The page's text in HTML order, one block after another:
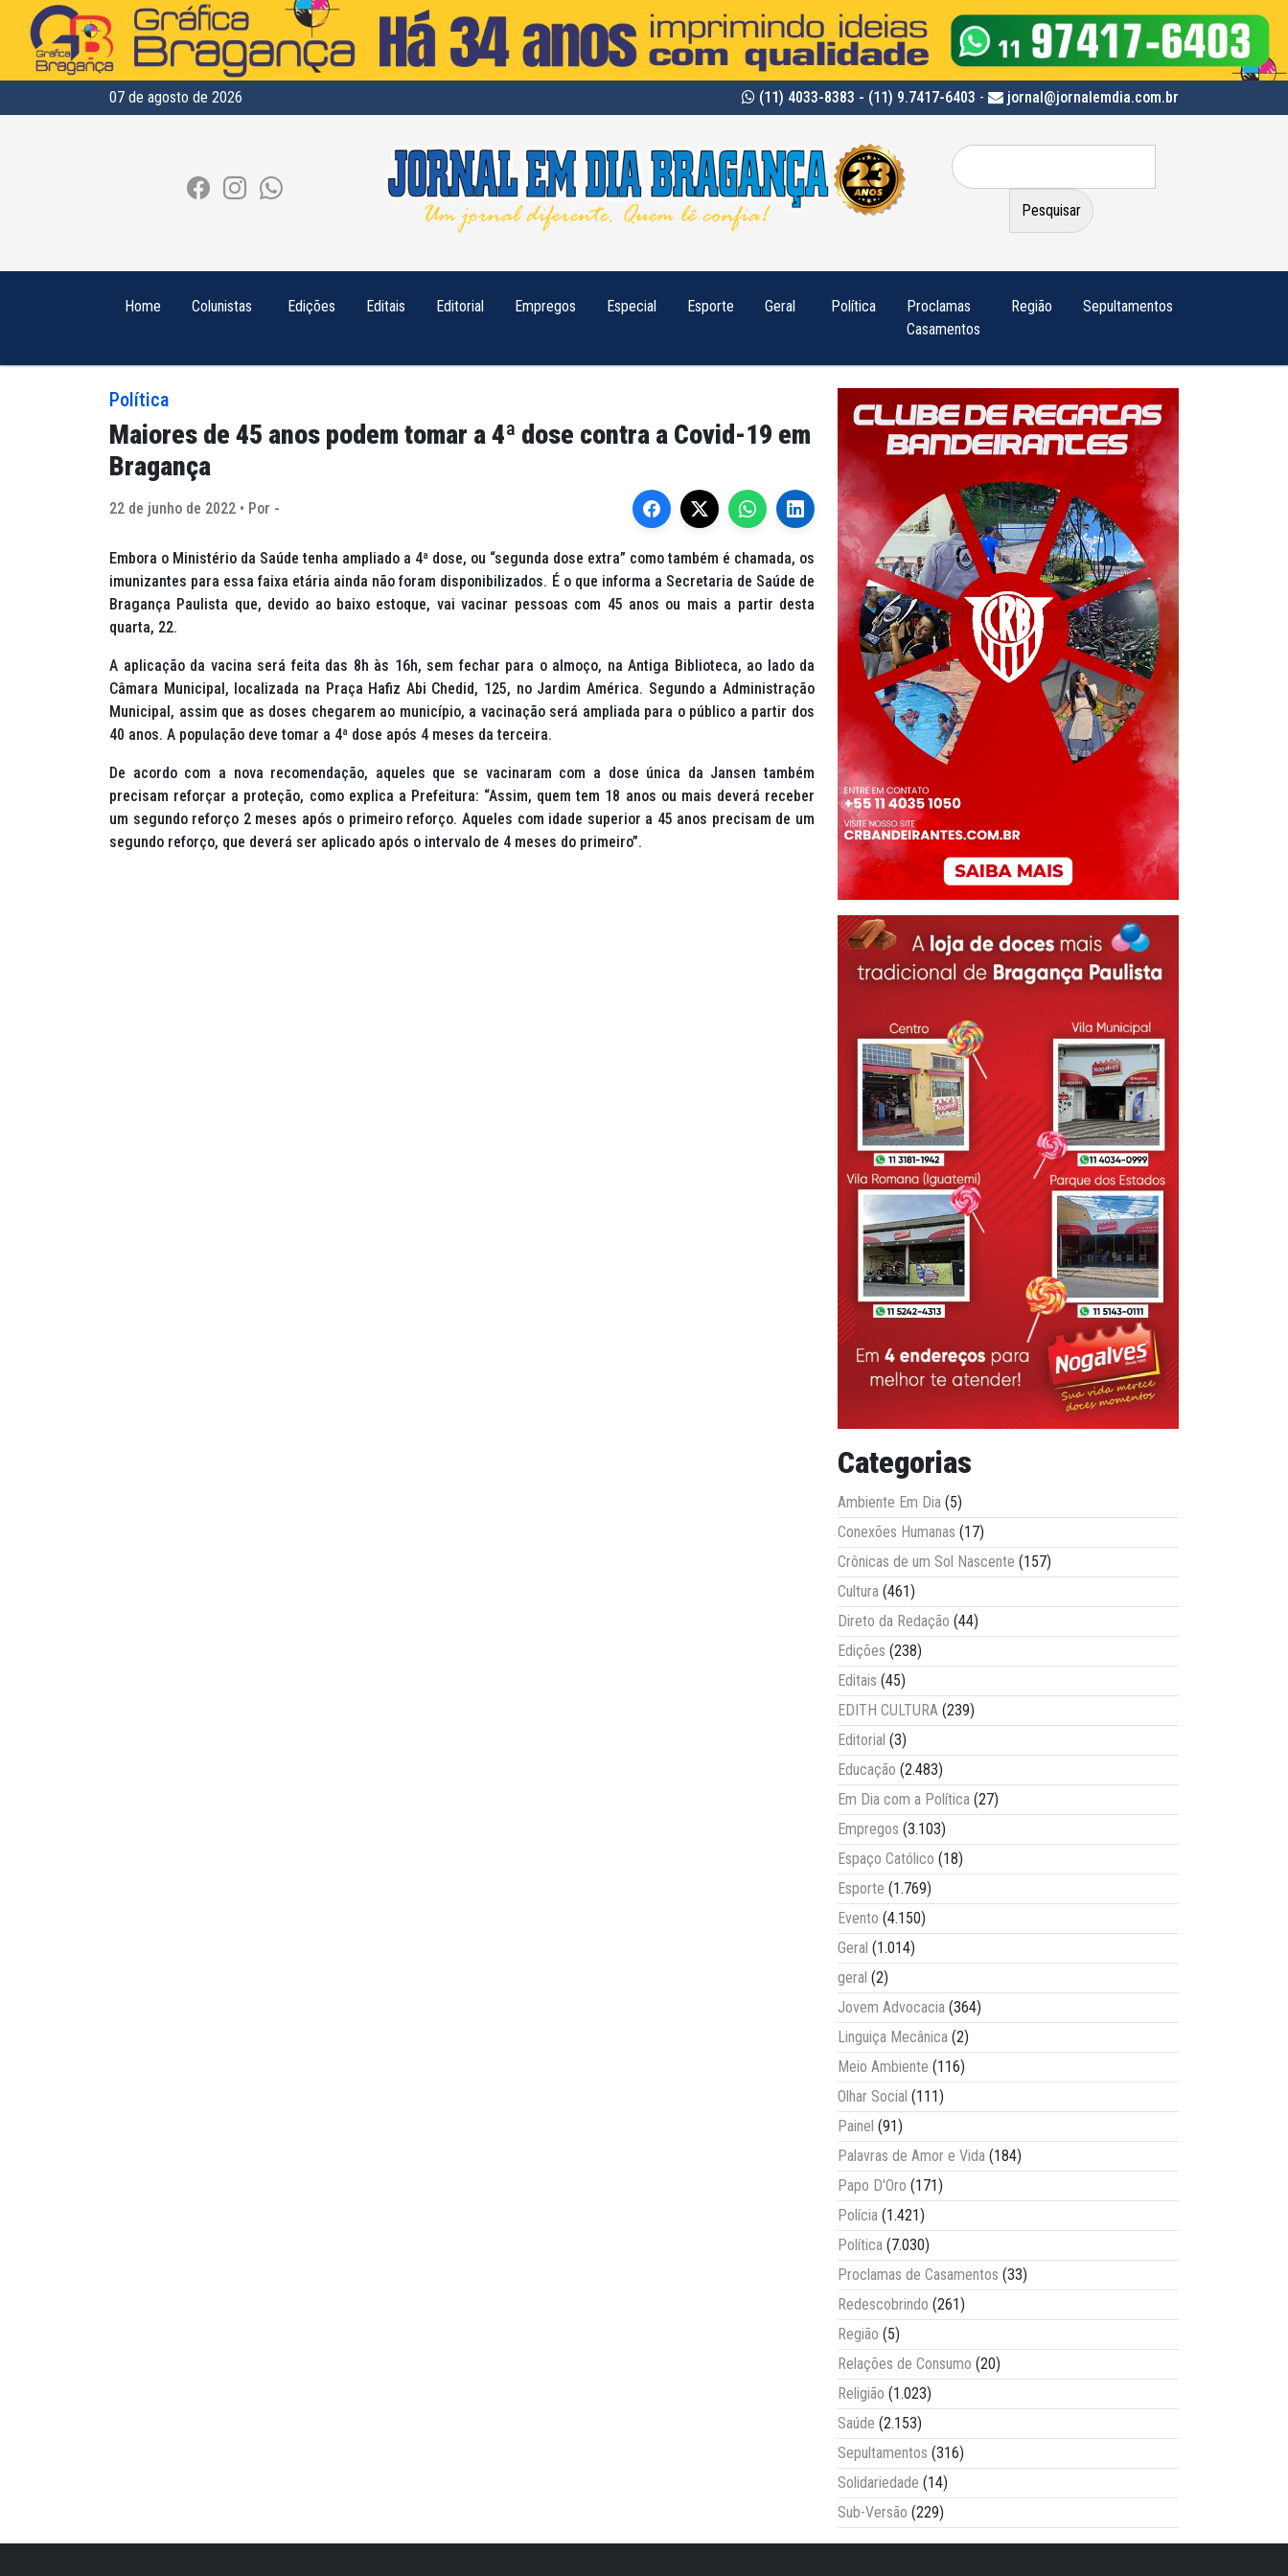
07 de agosto de 2026 (11) 4033-8383 - (11) 9.7417-6403 - jornal@jornalemdia.com.br
Pesquisar
por:
Home Colunistas Edições Editais Editorial Empregos Especial Esporte Geral Política
Proclamas
Casamentos
Região Sepultamentos
Política
Maiores de 45 anos podem tomar a 4ª dose contra a Covid-19 em
Bragança
22 de junho de 2022 • Por -
Embora o Ministério da Saúde tenha ampliado a 4ª dose, ou “segunda dose extra” como também é chamada, os
imunizantes para essa faixa etária ainda não foram disponibilizados. É o que informa a Secretaria de Saúde de
Bragança Paulista que, devido ao baixo estoque, vai vacinar pessoas com 45 anos ou mais a partir desta
quarta, 22.
A aplicação da vacina será feita das 8h às 16h, sem fechar para o almoço, na Antiga Biblioteca, ao lado da
Câmara Municipal, localizada na Praça Hafiz Abi Chedid, 125, no Jardim América. Segundo a Administração
Municipal, assim que as doses chegarem ao município, a vacinação será ampliada para o público a partir dos
40 anos. A população deve tomar a 4ª dose após 4 meses da terceira.
De acordo com a nova recomendação, aqueles que se vacinaram com a dose única da Jansen também
precisam reforçar a proteção, como explica a Prefeitura: “Assim, quem tem 18 anos ou mais deverá receber
um segundo reforço 2 meses após o primeiro reforço. Aqueles com idade superior a 45 anos precisam de um
segundo reforço, que deverá ser aplicado após o intervalo de 4 meses do primeiro”.
Categorias
Ambiente Em Dia (5)
Conexões Humanas (17)
Crônicas de um Sol Nascente (157)
Cultura (461)
Direto da Redação (44)
Edições (238)
Editais (45)
EDITH CULTURA (239)
Editorial (3)
Educação (2.483)
Em Dia com a Política (27)
Empregos (3.103)
Espaço Católico (18)
Esporte (1.769)
Evento (4.150)
Geral (1.014)
geral (2)
Jovem Advocacia (364)
Linguiça Mecânica (2)
Meio Ambiente (116)
Olhar Social (111)
Painel (91)
Palavras de Amor e Vida (184)
Papo D'Oro (171)
Polícia (1.421)
Política (7.030)
Proclamas de Casamentos (33)
Redescobrindo (261)
Região (5)
Relações de Consumo (20)
Religião (1.023)
Saúde (2.153)
Sepultamentos (316)
Solidariedade (14)
Sub-Versão (229)